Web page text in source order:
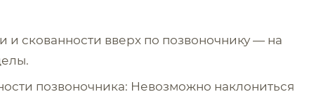
и скованности вверх по позвоночнику — на
позвоночника: Невозможно наклониться